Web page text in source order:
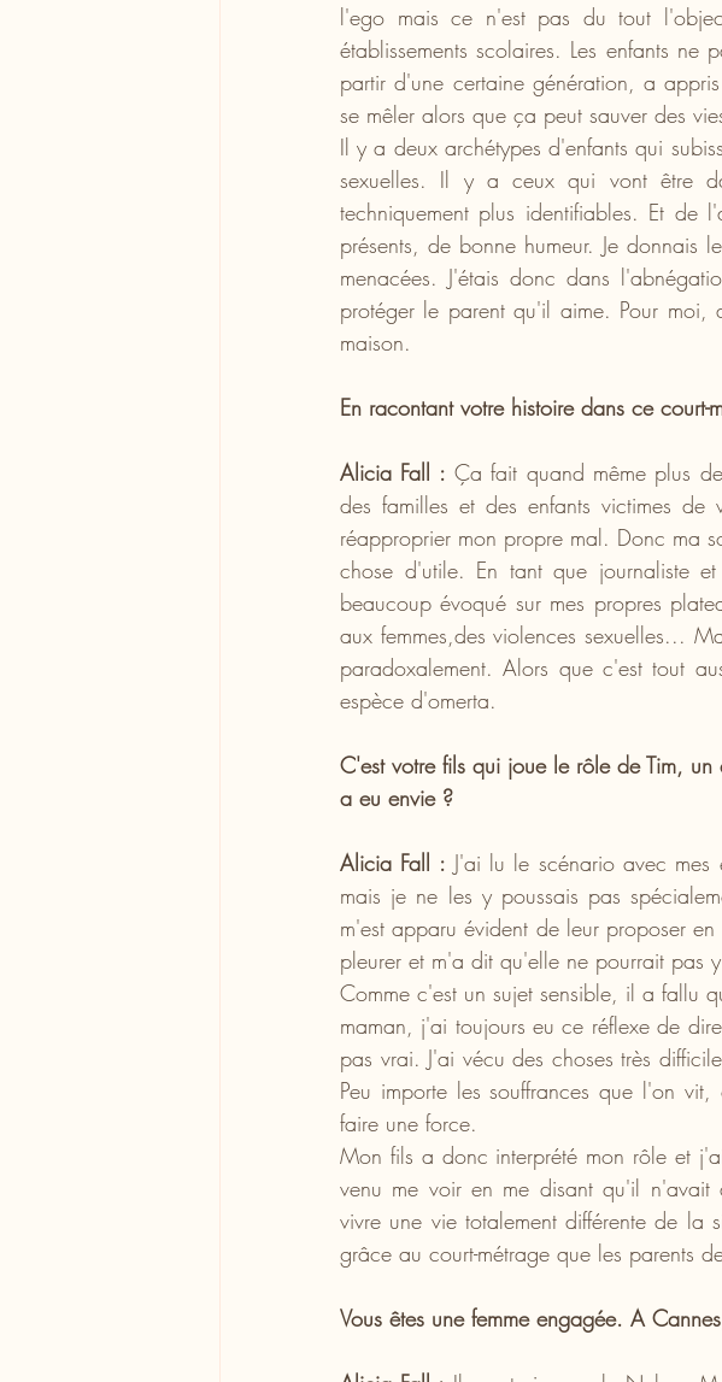
l'ego mais ce n'est pas du tout
établissements scolaires. Les enfants
partir d'une certaine génération, a
se mêler alors que ça peut sauver des
Il y a deux archétypes d'enfants qui
sexuelles. Il y a ceux qui vont être
techniquement plus identifiables. Et de
présents, de bonne humeur. Je
menacées. J'étais donc dans
protéger le parent qu'il aime. Pour
maison.
En racontant votre histoire dans ce
Alicia Fall : Ça fait quand même plus
des familles et des enfants victimes
réapproprier mon propre mal. Donc ma
chose d'utile. En tant que journaliste
beaucoup évoqué sur mes propres
aux femmes,des violences sexuelles...
paradoxalement. Alors que c'est tout
espèce d'omerta.
C'est votre fils qui joue le rôle de Tim,
a eu envie ?
Alicia Fall : J'ai lu le scénario avec mes
mais je ne les y poussais pas
m'est apparu évident de leur proposer
pleurer et m'a dit qu'elle ne pourrait pas
Comme c'est un sujet sensible, il a fallu
maman, j'ai toujours eu ce réflexe de
pas vrai. J'ai vécu des choses très
Peu importe les souffrances que l'on
faire une force.
Mon fils a donc interprété mon rôle et
venu me voir en me disant qu'il n'avait
vivre une vie totalement différente de
grâce au court-métrage que les parents
Vous êtes une femme engagée. A